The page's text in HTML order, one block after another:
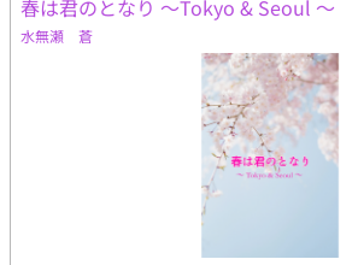
春は君のとなり 〜Tokyo & Seoul 〜
水無瀬 蒼